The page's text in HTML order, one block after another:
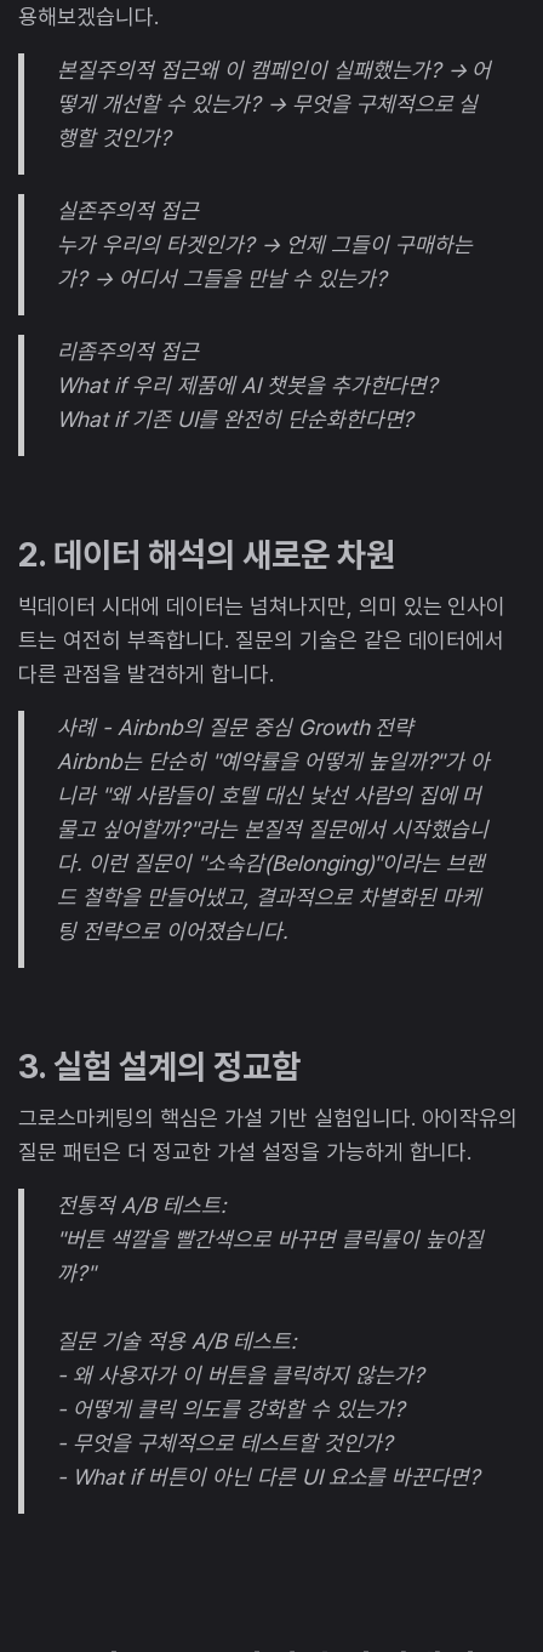
용해보겠습니다.
본질주의적 접근왜 이 캠페인이 실패했는가? → 어
떻게 개선할 수 있는가? → 무엇을 구체적으로 실
행할 것인가?
실존주의적 접근
누가 우리의 타겟인가? → 언제 그들이 구매하는
가? → 어디서 그들을 만날 수 있는가?
리좀주의적 접근
What if 우리 제품에 AI 챗봇을 추가한다면?
What if 기존 UI를 완전히 단순화한다면?
2. 데이터 해석의 새로운 차원
빅데이터 시대에 데이터는 넘쳐나지만, 의미 있는 인사이
트는 여전히 부족합니다. 질문의 기술은 같은 데이터에서
다른 관점을 발견하게 합니다.
사례 - Airbnb의 질문 중심 Growth 전략
Airbnb는 단순히 "예약률을 어떻게 높일까?"가 아
니라 "왜 사람들이 호텔 대신 낯선 사람의 집에 머
물고 싶어할까?"라는 본질적 질문에서 시작했습니
다. 이런 질문이 "소속감(Belonging)"이라는 브랜
드 철학을 만들어냈고, 결과적으로 차별화된 마케
팅 전략으로 이어졌습니다.
3. 실험 설계의 정교함
그로스마케팅의 핵심은 가설 기반 실험입니다. 아이작유의
질문 패턴은 더 정교한 가설 설정을 가능하게 합니다.
전통적 A/B 테스트:
"버튼 색깔을 빨간색으로 바꾸면 클릭률이 높아질
까?"
질문 기술 적용 A/B 테스트:
- 왜 사용자가 이 버튼을 클릭하지 않는가?
- 어떻게 클릭 의도를 강화할 수 있는가?
- 무엇을 구체적으로 테스트할 것인가?
- What if 버튼이 아닌 다른 UI 요소를 바꾼다면?